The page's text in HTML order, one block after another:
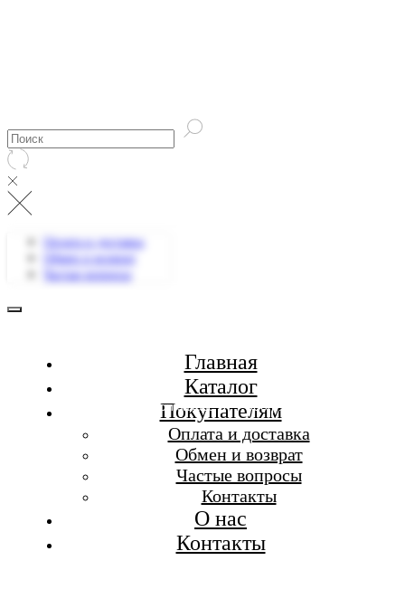
Бесплатная доставка при заказе от 7 000 р.
Оплата и доставка
Обмен и возврат
Частые вопросы
Главная
Каталог
Покупателям
Оплата и доставка
Обмен и возврат
Частые вопросы
Контакты
О нас
Контакты